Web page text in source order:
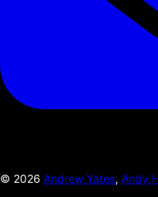
© 2026 Andrew Yates, Andy